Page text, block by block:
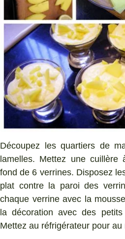
Découpez les quartiers de
lamelles. Mettez une
fond de 6 verrines. Disposez
plat contre la paroi des
chaque verrine avec la
la décoration avec des
Mettez au réfrigérateur pour au